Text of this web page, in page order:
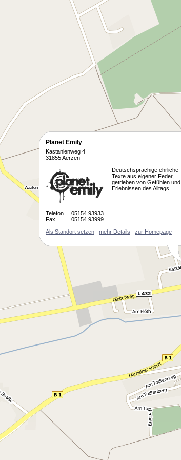
Planet Emily
Kastanienweg 4
31855 Aerzen
Deutschsprachige ehrliche
Texte aus eigener Feder,
getrieben von Gefühlen und
Erlebnissen des Alltags.
Telefon
05154 93933
Fax
05154 93999
Als Standort setzen
mehr Details zur Homepage